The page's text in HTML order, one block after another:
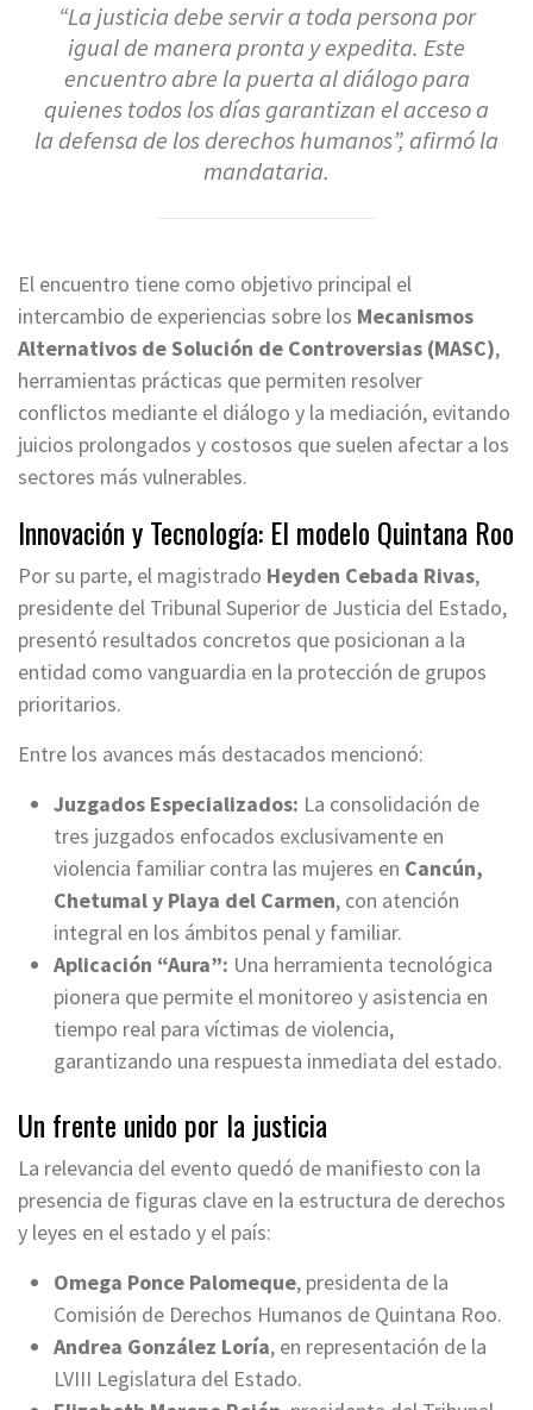
“La justicia debe servir a toda persona por
igual de manera pronta y expedita. Este
encuentro abre la puerta al diálogo para
quienes todos los días garantizan el acceso a
la defensa de los derechos humanos”, afirmó la
mandataria.
El encuentro tiene como objetivo principal el
intercambio de experiencias sobre los Mecanismos
Alternativos de Solución de Controversias (MASC),
herramientas prácticas que permiten resolver
conflictos mediante el diálogo y la mediación, evitando
juicios prolongados y costosos que suelen afectar a los
sectores más vulnerables.
Innovación y Tecnología: El modelo Quintana Roo
Por su parte, el magistrado Heyden Cebada Rivas,
presidente del Tribunal Superior de Justicia del Estado,
presentó resultados concretos que posicionan a la
entidad como vanguardia en la protección de grupos
prioritarios.
Entre los avances más destacados mencionó:
Juzgados Especializados: La consolidación de
tres juzgados enfocados exclusivamente en
violencia familiar contra las mujeres en Cancún,
Chetumal y Playa del Carmen, con atención
integral en los ámbitos penal y familiar.
Aplicación “Aura”: Una herramienta tecnológica
pionera que permite el monitoreo y asistencia en
tiempo real para víctimas de violencia,
garantizando una respuesta inmediata del estado.
Un frente unido por la justicia
La relevancia del evento quedó de manifiesto con la
presencia de figuras clave en la estructura de derechos
y leyes en el estado y el país:
Omega Ponce Palomeque, presidenta de la
Comisión de Derechos Humanos de Quintana Roo.
Andrea González Loría, en representación de la
LVIII Legislatura del Estado.